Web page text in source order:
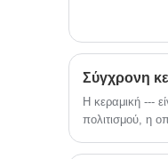
Σύγχρονη
Η κεραμική ---
πολιτισμού, η
τέχνης,